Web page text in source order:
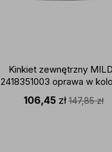
Kinkiet zewnętrzny
2418351003 oprawa w
czarnym NORDLUX
106,45 zł 147,85zł